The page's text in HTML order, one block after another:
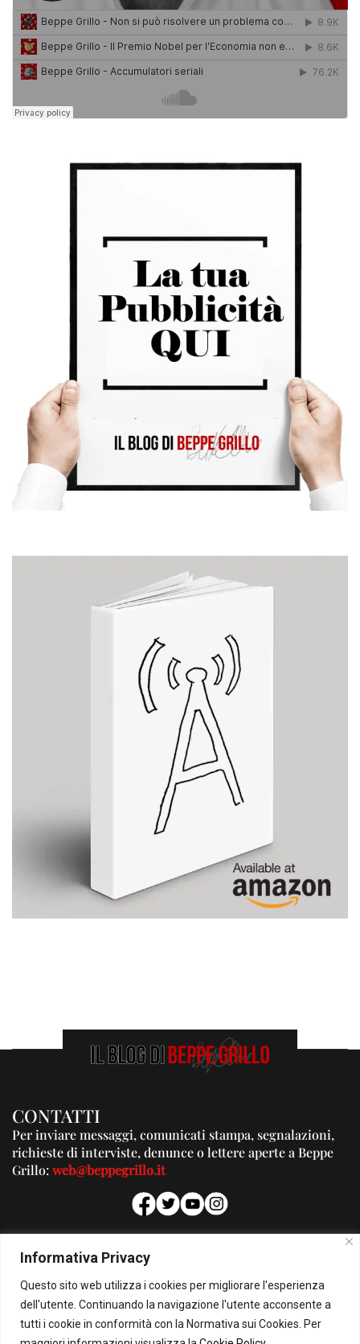
Informativa Privacy
Questo sito web utilizza i cookies per migliorare l'esperienza
dell'utente. Continuando la navigazione l'utente acconsente a
tutti i cookie in conformità con la Normativa sui Cookies. Per
CONTATTI
Per inviare messaggi, comunicati stampa, segnalazioni,
richieste di interviste, denunce o lettere aperte a Beppe
Grillo:web@beppegrillo.it
PUBBLICITA'
Per la tua pubblicità su questo Blog:
pubblicita@beppegrillo.it